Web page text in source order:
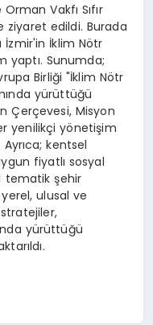
Vakfı Sıfır
ziyaret edildi. Burada
İzmir'in İklim Nötr
yaptı. Sunumda;
Birliği "İklim Nötr
yürüttüğü
Çerçevesi, Misyon
yenilikçi yönetişim
kentsel
fiyatlı sosyal
tematik şehir
ulusal ve
yürüttüğü